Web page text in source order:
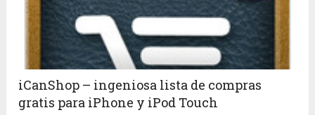
iCanShop – ingeniosa lista de compras
gratis para iPhone y iPod Touch